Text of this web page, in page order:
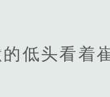
低头看着